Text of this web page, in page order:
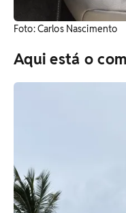
Foto: Carlos Nascimento
Aqui está o